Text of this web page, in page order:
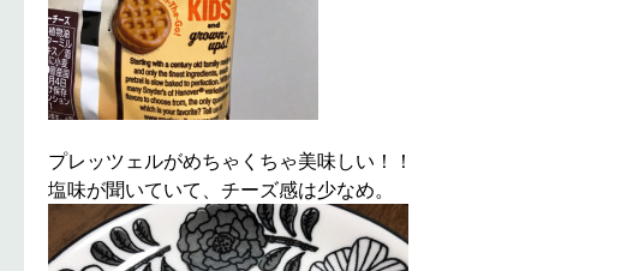
プレッツェルがめちゃくちゃ美味しい！！
塩味が聞いていて、チーズ感は少なめ。